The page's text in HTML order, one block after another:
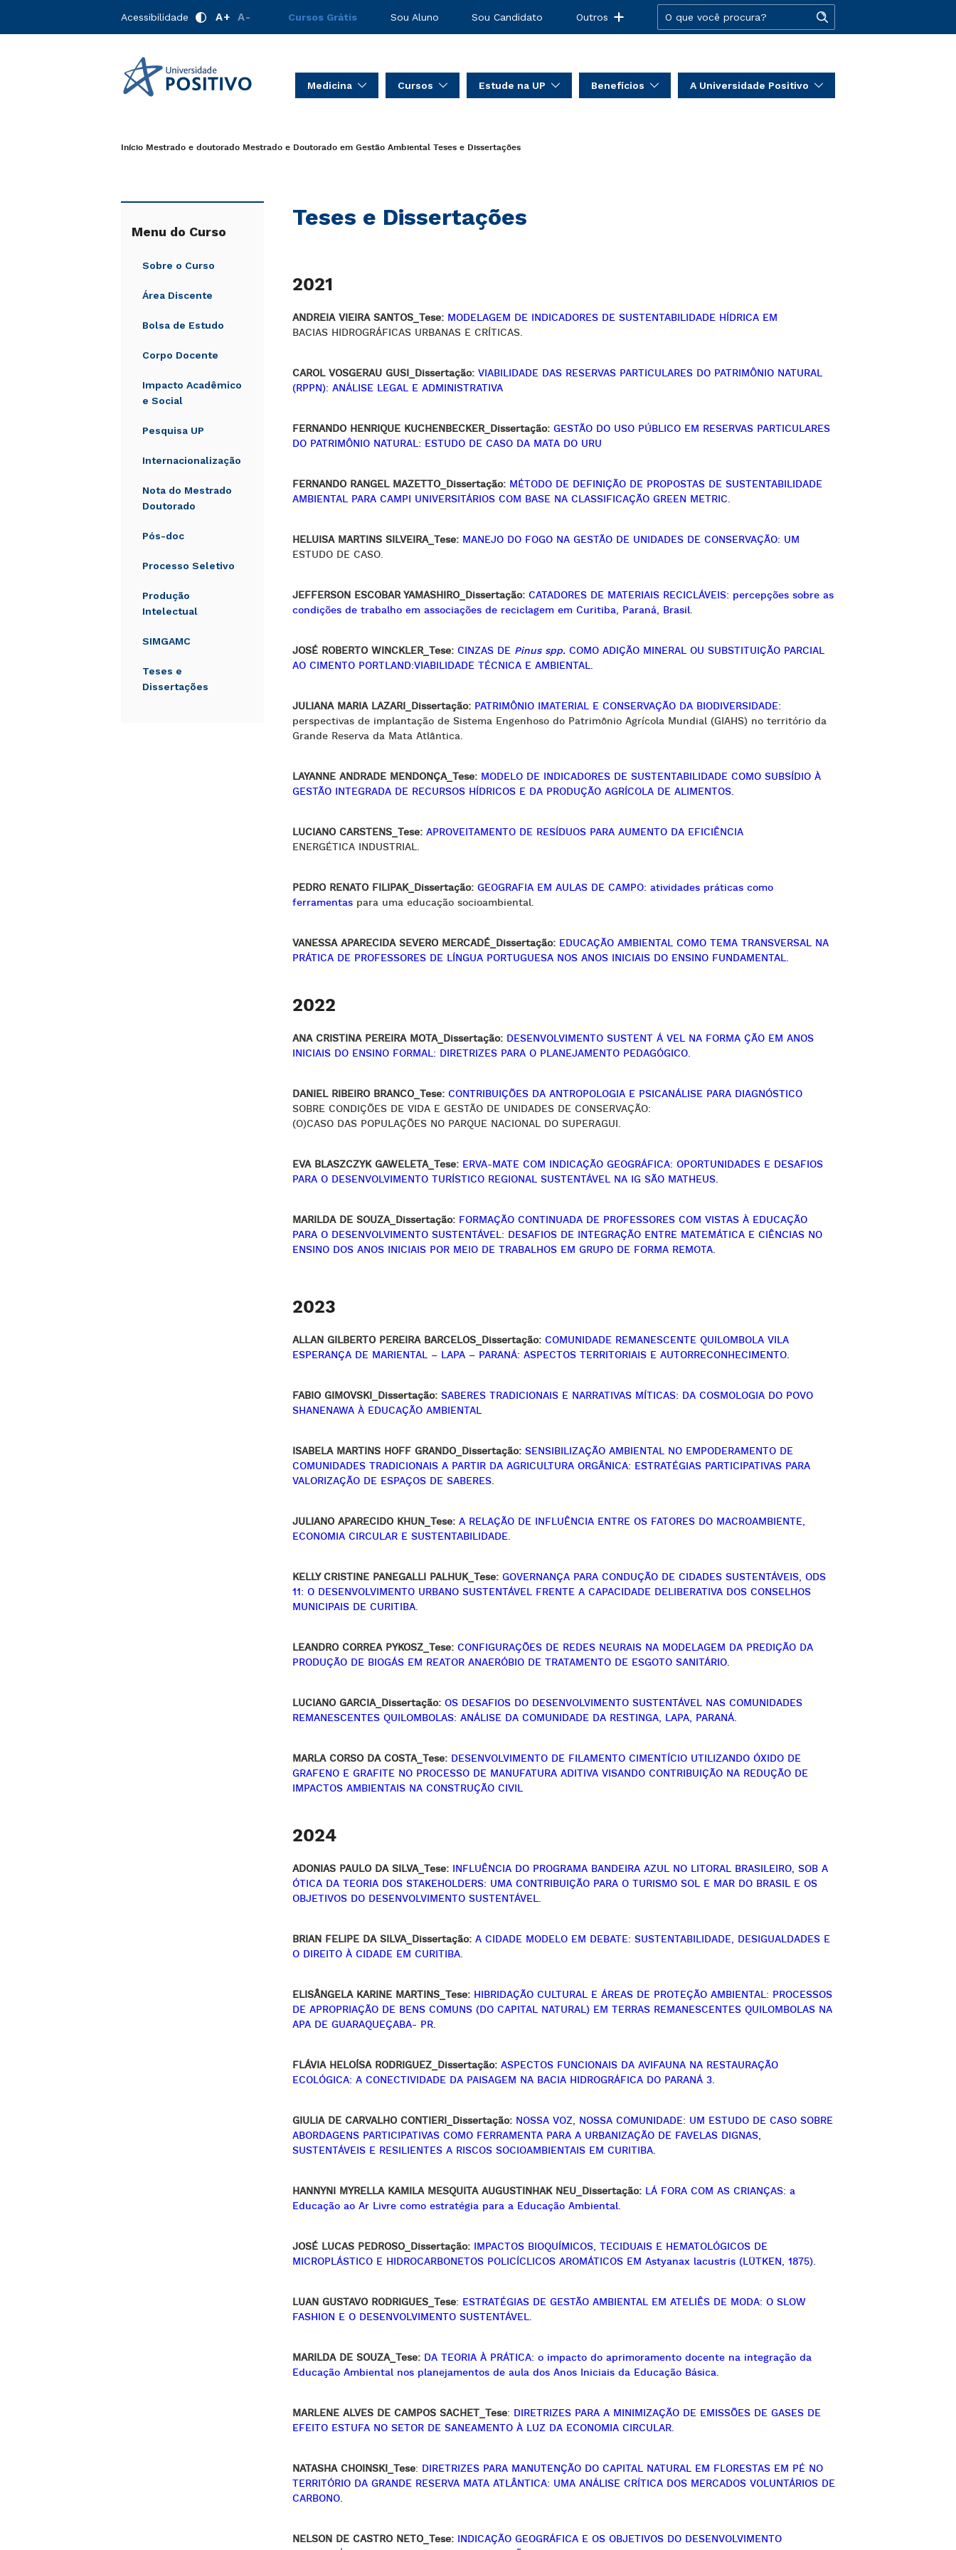
Acessibilidade A+ A- Cursos Grátis Sou Aluno Sou Candidato Outros
Medicina Cursos Estude na UP Benefícios A Universidade Positivo
Início Mestrado e doutorado Mestrado e Doutorado em Gestão Ambiental Teses e Dissertações
Menu do Curso
Sobre o Curso
Área Discente
Bolsa de Estudo
Corpo Docente
Impacto Acadêmico
e Social
Pesquisa UP
Internacionalização
Nota do Mestrado
Doutorado
Pós-doc
Processo Seletivo
Produção
Intelectual
SIMGAMC
Teses e
Dissertações
Teses e Dissertações
2021
ANDREIA VIEIRA SANTOS_Tese:MODELAGEM DE INDICADORES DE SUSTENTABILIDADE HÍDRICA EM
BACIAS HIDROGRÁFICAS URBANAS E CRÍTICAS.
CAROL VOSGERAU GUSI_Dissertação:VIABILIDADE DAS RESERVAS PARTICULARES DO PATRIMÔNIO NATURAL
(RPPN): ANÁLISE LEGAL E ADMINISTRATIVA
FERNANDO HENRIQUE KUCHENBECKER_Dissertação: GESTÃO DO USO PÚBLICO EM RESERVAS PARTICULARES
DO PATRIMÔNIO NATURAL: ESTUDO DE CASO DA MATA DO URU
FERNANDO RANGEL MAZETTO_Dissertação:MÉTODO DE DEFINIÇÃO DE PROPOSTAS DE SUSTENTABILIDADE
AMBIENTAL PARA CAMPI UNIVERSITÁRIOS COM BASE NA CLASSIFICAÇÃO GREEN METRIC.
HELUISA MARTINS SILVEIRA_Tese: MANEJO DO FOGO NA GESTÃO DE UNIDADES DE CONSERVAÇÃO: UM
ESTUDO DE CASO.
JEFFERSON ESCOBAR YAMASHIRO_Dissertação: CATADORES DE MATERIAIS RECICLÁVEIS: percepções sobre as
condições de trabalho em associações de reciclagem em Curitiba, Paraná, Brasil.
JOSÉ ROBERTO WINCKLER_Tese: CINZAS DE Pinus spp.COMO ADIÇÃO MINERAL OU SUBSTITUIÇÃO PARCIAL
AO CIMENTO PORTLAND:VIABILIDADE TÉCNICA E AMBIENTAL.
JULIANA MARIA LAZARI_Dissertação:PATRIMÔNIO IMATERIAL E CONSERVAÇÃO DA BIODIVERSIDADE:
perspectivas de implantação de Sistema Engenhoso do Patrimônio Agrícola Mundial (GIAHS) no território da
Grande Reserva da Mata Atlântica.
LAYANNE ANDRADE MENDONÇA_Tese: MODELO DE INDICADORES DE SUSTENTABILIDADE COMO SUBSÍDIO À
GESTÃO INTEGRADA DE RECURSOS HÍDRICOS E DA PRODUÇÃO AGRÍCOLA DE ALIMENTOS.
LUCIANO CARSTENS_Tese: APROVEITAMENTO DE RESÍDUOS PARA AUMENTO DA EFICIÊNCIA
ENERGÉTICA INDUSTRIAL.
PEDRO RENATO FILIPAK_Dissertação: GEOGRAFIA EM AULAS DE CAMPO: atividades práticas como
ferramentas para uma educação socioambiental.
VANESSA APARECIDA SEVERO MERCADÉ_Dissertação: EDUCAÇÃO AMBIENTAL COMO TEMA TRANSVERSAL NA
PRÁTICA DE PROFESSORES DE LÍNGUA PORTUGUESA NOS ANOS INICIAIS DO ENSINO FUNDAMENTAL.
2022
ANA CRISTINA PEREIRA MOTA_Dissertação: DESENVOLVIMENTO SUSTENT Á VEL NA FORMA ÇÃO EM ANOS
INICIAIS DO ENSINO FORMAL: DIRETRIZES PARA O PLANEJAMENTO PEDAGÓGICO.
DANIEL RIBEIRO BRANCO_Tese:CONTRIBUIÇÕES DA ANTROPOLOGIA E PSICANÁLISE PARA DIAGNÓSTICO
SOBRE CONDIÇÕES DE VIDA E GESTÃO DE UNIDADES DE CONSERVAÇÃO:
(O)CASO DAS POPULAÇÕES NO PARQUE NACIONAL DO SUPERAGUI.
EVA BLASZCZYK GAWELETA_Tese:ERVA-MATE COM INDICAÇÃO GEOGRÁFICA: OPORTUNIDADES E DESAFIOS
PARA O DESENVOLVIMENTO TURÍSTICO REGIONAL SUSTENTÁVEL NA IG SÃO MATHEUS.
MARILDA DE SOUZA_Dissertação: FORMAÇÃO CONTINUADA DE PROFESSORES COM VISTAS À EDUCAÇÃO
PARA O DESENVOLVIMENTO SUSTENTÁVEL: DESAFIOS DE INTEGRAÇÃO ENTRE MATEMÁTICA E CIÊNCIAS NO
ENSINO DOS ANOS INICIAIS POR MEIO DE TRABALHOS EM GRUPO DE FORMA REMOTA.
2023
ALLAN GILBERTO PEREIRA BARCELOS_Dissertação:COMUNIDADE REMANESCENTE QUILOMBOLA VILA
ESPERANÇA DE MARIENTAL – LAPA – PARANÁ: ASPECTOS TERRITORIAIS E AUTORRECONHECIMENTO.
FABIO GIMOVSKI_Dissertação: SABERES TRADICIONAIS E NARRATIVAS MÍTICAS: DA COSMOLOGIA DO POVO
SHANENAWA À EDUCAÇÃO AMBIENTAL
ISABELA MARTINS HOFF GRANDO_Dissertação: SENSIBILIZAÇÃO AMBIENTAL NO EMPODERAMENTO DE
COMUNIDADES TRADICIONAIS A PARTIR DA AGRICULTURA ORGÂNICA: ESTRATÉGIAS PARTICIPATIVAS PARA
VALORIZAÇÃO DE ESPAÇOS DE SABERES.
JULIANO APARECIDO KHUN_Tese: A RELAÇÃO DE INFLUÊNCIA ENTRE OS FATORES DO MACROAMBIENTE,
ECONOMIA CIRCULAR E SUSTENTABILIDADE.
KELLY CRISTINE PANEGALLI PALHUK_Tese: GOVERNANÇA PARA CONDUÇÃO DE CIDADES SUSTENTÁVEIS, ODS
11: O DESENVOLVIMENTO URBANO SUSTENTÁVEL FRENTE A CAPACIDADE DELIBERATIVA DOS CONSELHOS
MUNICIPAIS DE CURITIBA.
LEANDRO CORREA PYKOSZ_Tese: CONFIGURAÇÕES DE REDES NEURAIS NA MODELAGEM DA PREDIÇÃO DA
PRODUÇÃO DE BIOGÁS EM REATOR ANAERÓBIO DE TRATAMENTO DE ESGOTO SANITÁRIO.
LUCIANO GARCIA_Dissertação: OS DESAFIOS DO DESENVOLVIMENTO SUSTENTÁVEL NAS COMUNIDADES
REMANESCENTES QUILOMBOLAS: ANÁLISE DA COMUNIDADE DA RESTINGA, LAPA, PARANÁ.
MARLA CORSO DA COSTA_Tese: DESENVOLVIMENTO DE FILAMENTO CIMENTÍCIO UTILIZANDO ÓXIDO DE
GRAFENO E GRAFITE NO PROCESSO DE MANUFATURA ADITIVA VISANDO CONTRIBUIÇÃO NA REDUÇÃO DE
IMPACTOS AMBIENTAIS NA CONSTRUÇÃO CIVIL
2024
ADONIAS PAULO DA SILVA_Tese: INFLUÊNCIA DO PROGRAMA BANDEIRA AZUL NO LITORAL BRASILEIRO, SOB A
ÓTICA DA TEORIA DOS STAKEHOLDERS: UMA CONTRIBUIÇÃO PARA O TURISMO SOL E MAR DO BRASIL E OS
OBJETIVOS DO DESENVOLVIMENTO SUSTENTÁVEL.
BRIAN FELIPE DA SILVA_Dissertação: A CIDADE MODELO EM DEBATE: SUSTENTABILIDADE, DESIGUALDADES E
O DIREITO À CIDADE EM CURITIBA.
ELISÂNGELA KARINE MARTINS_Tese: HIBRIDAÇÃO CULTURAL E ÁREAS DE PROTEÇÃO AMBIENTAL: PROCESSOS
DE APROPRIAÇÃO DE BENS COMUNS (DO CAPITAL NATURAL) EM TERRAS REMANESCENTES QUILOMBOLAS NA
APA DE GUARAQUEÇABA- PR.
FLÁVIA HELOÍSA RODRIGUEZ_Dissertação: ASPECTOS FUNCIONAIS DA AVIFAUNA NA RESTAURAÇÃO
ECOLÓGICA: A CONECTIVIDADE DA PAISAGEM NA BACIA HIDROGRÁFICA DO PARANÁ 3.
GIULIA DE CARVALHO CONTIERI_Dissertação: NOSSA VOZ, NOSSA COMUNIDADE: UM ESTUDO DE CASO SOBRE
ABORDAGENS PARTICIPATIVAS COMO FERRAMENTA PARA A URBANIZAÇÃO DE FAVELAS DIGNAS,
SUSTENTÁVEIS E RESILIENTES A RISCOS SOCIOAMBIENTAIS EM CURITIBA.
HANNYNI MYRELLA KAMILA MESQUITA AUGUSTINHAK NEU_Dissertação:LÁ FORA COM AS CRIANÇAS: a
Educação ao Ar Livre como estratégia para a Educação Ambiental.
JOSÉ LUCAS PEDROSO_Dissertação: IMPACTOS BIOQUÍMICOS, TECIDUAIS E HEMATOLÓGICOS DE
MICROPLÁSTICO E HIDROCARBONETOS POLICÍCLICOS AROMÁTICOS EM Astyanax lacustris (LÜTKEN, 1875).
LUAN GUSTAVO RODRIGUES_Tese: ESTRATÉGIAS DE GESTÃO AMBIENTAL EM ATELIÊS DE MODA: O SLOW
FASHION E O DESENVOLVIMENTO SUSTENTÁVEL.
MARILDA DE SOUZA_Tese:DA TEORIA À PRÁTICA: o impacto do aprimoramento docente na integração da
Educação Ambiental nos planejamentos de aula dos Anos Iniciais da Educação Básica.
MARLENE ALVES DE CAMPOS SACHET_Tese: DIRETRIZES PARA A MINIMIZAÇÃO DE EMISSÕES DE GASES DE
EFEITO ESTUFA NO SETOR DE SANEAMENTO À LUZ DA ECONOMIA CIRCULAR.
NATASHA CHOINSKI_Tese: DIRETRIZES PARA MANUTENÇÃO DO CAPITAL NATURAL EM FLORESTAS EM PÉ NO
TERRITÓRIO DA GRANDE RESERVA MATA ATLÂNTICA: UMA ANÁLISE CRÍTICA DOS MERCADOS VOLUNTÁRIOS DE
CARBONO.
NELSON DE CASTRO NETO_Tese: INDICAÇÃO GEOGRÁFICA E OS OBJETIVOS DO DESENVOLVIMENTO